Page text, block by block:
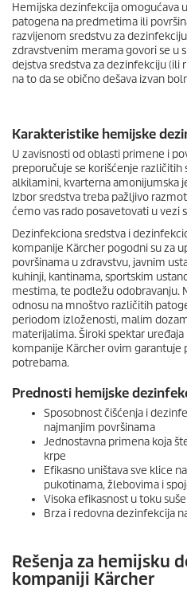
Hemijska dezinfekcija omogućava
patogena na predmetima ili
razvijenom sredstvu za
zdravstvenim merama govori se u
dejstva sredstva za dezinfekciju (ili
na to da se obično dešava izvan
Karakteristike hemijske
U zavisnosti od oblasti primene i
preporučuje se korišćenje različitih
alkilamini, kvarterna amonijumska
Izbor sredstva treba pažljivo
ćemo vas rado posavetovati u vezi
Dezinfekciona sredstva i
kompanije Kärcher pogodni su za
površinama u zdravstvu, javnim
kuhinji, kantinama, sportskim
mestima, te podležu odobravanju.
odnosu na mnoštvo različitih
periodom izloženosti, malim
materijalima. Široki spektar
kompanije Kärcher ovim garantuje
potrebama.
Prednosti hemijske
Sposobnost čišćenja i
najmanjim površinama
Jednostavna primena koja
krpe
Efikasno uništava sve klice
pukotinama, žlebovima i
Visoka efikasnost u toku
Brza i redovna dezinfekcija
Rešenja za hemijsku
kompaniji Kärcher